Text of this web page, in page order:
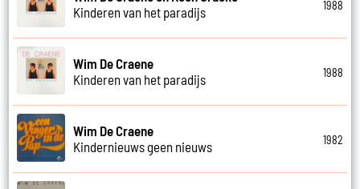
Kinderen van het paradijs
1988
Wim De Craene
Kinderen van het paradijs
1988
Wim De Craene
Kindernieuws geen nieuws
1982